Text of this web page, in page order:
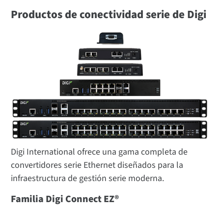
Productos de conectividad serie de Digi
Digi International ofrece una gama completa de
convertidores serie Ethernet diseñados para la
infraestructura de gestión serie moderna.
Familia Digi Connect EZ®